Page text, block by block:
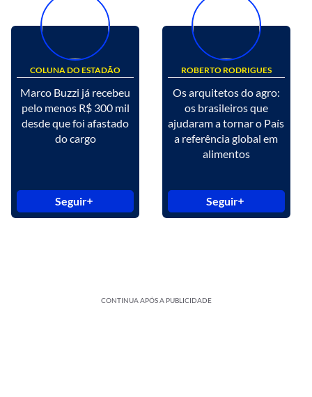
COLUNA DO ESTADÃO
Marco Buzzi já recebeu
pelo menos R$ 300 mil
desde que foi afastado
do cargo
Seguir
ROBERTO RODRIGUES
Os arquitetos do agro:
os brasileiros que
ajudaram a tornar o País
a referência global em
alimentos
Seguir
CONTINUA APÓS A PUBLICIDADE